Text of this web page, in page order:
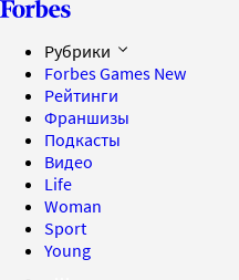
Рубрики
Forbes Games New
Рейтинги
Франшизы
Подкасты
Видео
Life
Woman
Sport
Young